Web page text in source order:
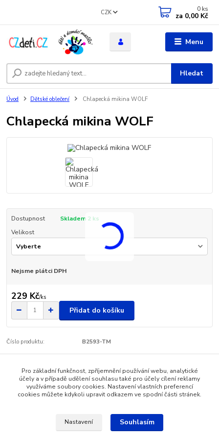
Menu
CZK
Hledat
0 ks
za 0,00 Kč
Úvod Dětské oblečení Chlapecká mikina WOLF
Chlapecká mikina WOLF
Dostupnost
Skladem 2 ks
Velikost
Nejsme plátci DPH
229 Kč/ks
Přidat do košíku
Číslo produktu: B2593-TM
Zboží zařazeno v kategoriích
Dětské oblečení
Pro základní funkčnost, zpříjemnění používání webu, analytické
účely a v případě udělení souhlasu také pro účely cílení reklamy
využíváme soubory cookies. Nastavení vlastních preferencí
cookies můžete kdykoli upravit odkazem ve spodní části stránek.
Nastavení Souhlasím